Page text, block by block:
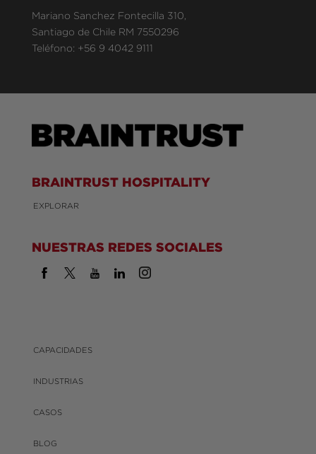
Mariano Sanchez Fontecilla 310,
Santiago de Chile RM 7550296
Teléfono: +56 9 4042 9111
BRAINTRUST HOSPITALITY
EXPLORAR
NUESTRAS REDES SOCIALES
CAPACIDADES
INDUSTRIAS
CASOS
BLOG